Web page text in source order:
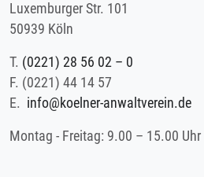
Luxemburger Str. 101
50939 Köln
T. (0221) 28 56 02 – 0
F. (0221) 44 14 57
E. info@koelner-anwaltverein.de
Montag - Freitag: 9.00 – 15.00 Uhr